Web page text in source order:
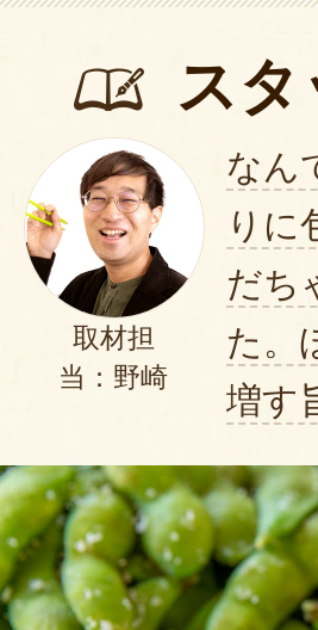
ス
取材担
当：野崎
なん
りに
だち
た。
増す